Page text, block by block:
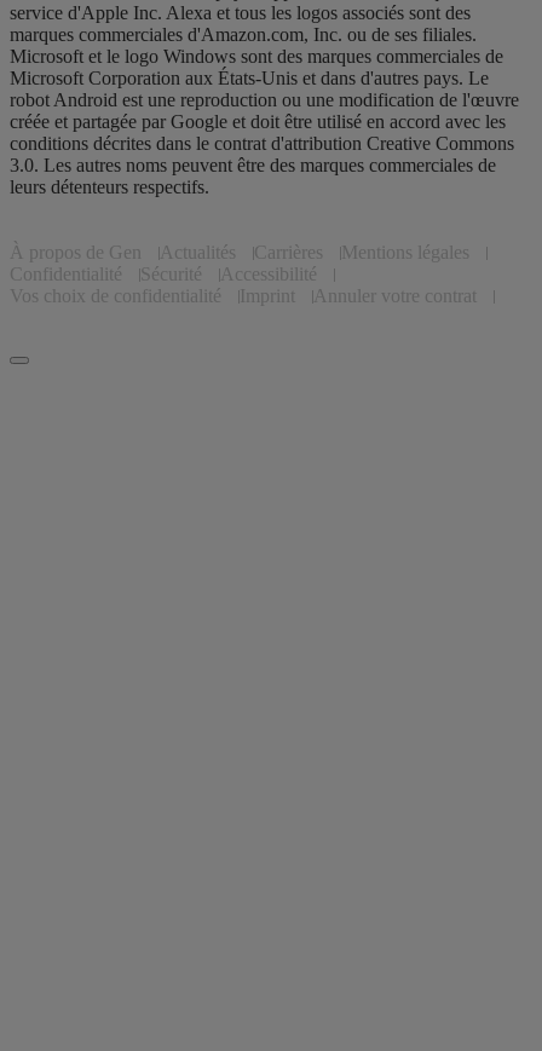
service d'Apple Inc. Alexa et tous les logos associés sont des
marques commerciales d'Amazon.com, Inc. ou de ses filiales.
Microsoft et le logo Windows sont des marques commerciales de
Microsoft Corporation aux États-Unis et dans d'autres pays. Le
robot Android est une reproduction ou une modification de l'œuvre
créée et partagée par Google et doit être utilisé en accord avec les
conditions décrites dans le contrat d'attribution Creative Commons
3.0. Les autres noms peuvent être des marques commerciales de
leurs détenteurs respectifs.
À propos de Gen Actualités Carrières
Mentions légales
Confidentialité
Sécurité
Accessibilité
Vos choix de confidentialité
Imprint Annuler votre contrat